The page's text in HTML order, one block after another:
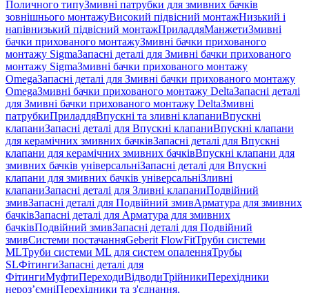
Поличного типуЗмивні патрубки для змивних бачків
зовнішнього монтажуВисокий підвісний монтажНизький і
напівнизький підвісний монтажПриладдяМанжетиЗмивні
бачки прихованого монтажуЗмивні бачки прихованого
монтажу SigmaЗапасні деталі для Змивні бачки прихованого
монтажу SigmaЗмивні бачки прихованого монтажу
OmegaЗапасні деталі для Змивні бачки прихованого монтажу
OmegaЗмивні бачки прихованого монтажу DeltaЗапасні деталі
для Змивні бачки прихованого монтажу DeltaЗмивні
патрубкиПриладдяВпускні та зливні клапаниВпускні
клапаниЗапасні деталі для Впускні клапаниВпускні клапани
для керамічних змивних бачківЗапасні деталі для Впускні
клапани для керамічних змивних бачківВпускні клапани для
змивних бачків універсальніЗапасні деталі для Впускні
клапани для змивних бачків універсальніЗливні
клапаниЗапасні деталі для Зливні клапаниПодвійний
змивЗапасні деталі для Подвійний змивАрматура для змивних
бачкiвЗапасні деталі для Арматура для змивних
бачкiвПодвійний змивЗапасні деталі для Подвійний
змивСистеми постачанняGeberit FlowFitТруби системи
MLТруби системи ML для систем опаленняТрубы
SLФітингиЗапасні деталі для
ФітингиМуфтиПереходиВідводиТрійникиПерехідники
нероз’ємніПерехідники та з'єднання,